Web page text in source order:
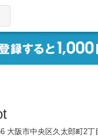
大阪市中央区久太郎町2